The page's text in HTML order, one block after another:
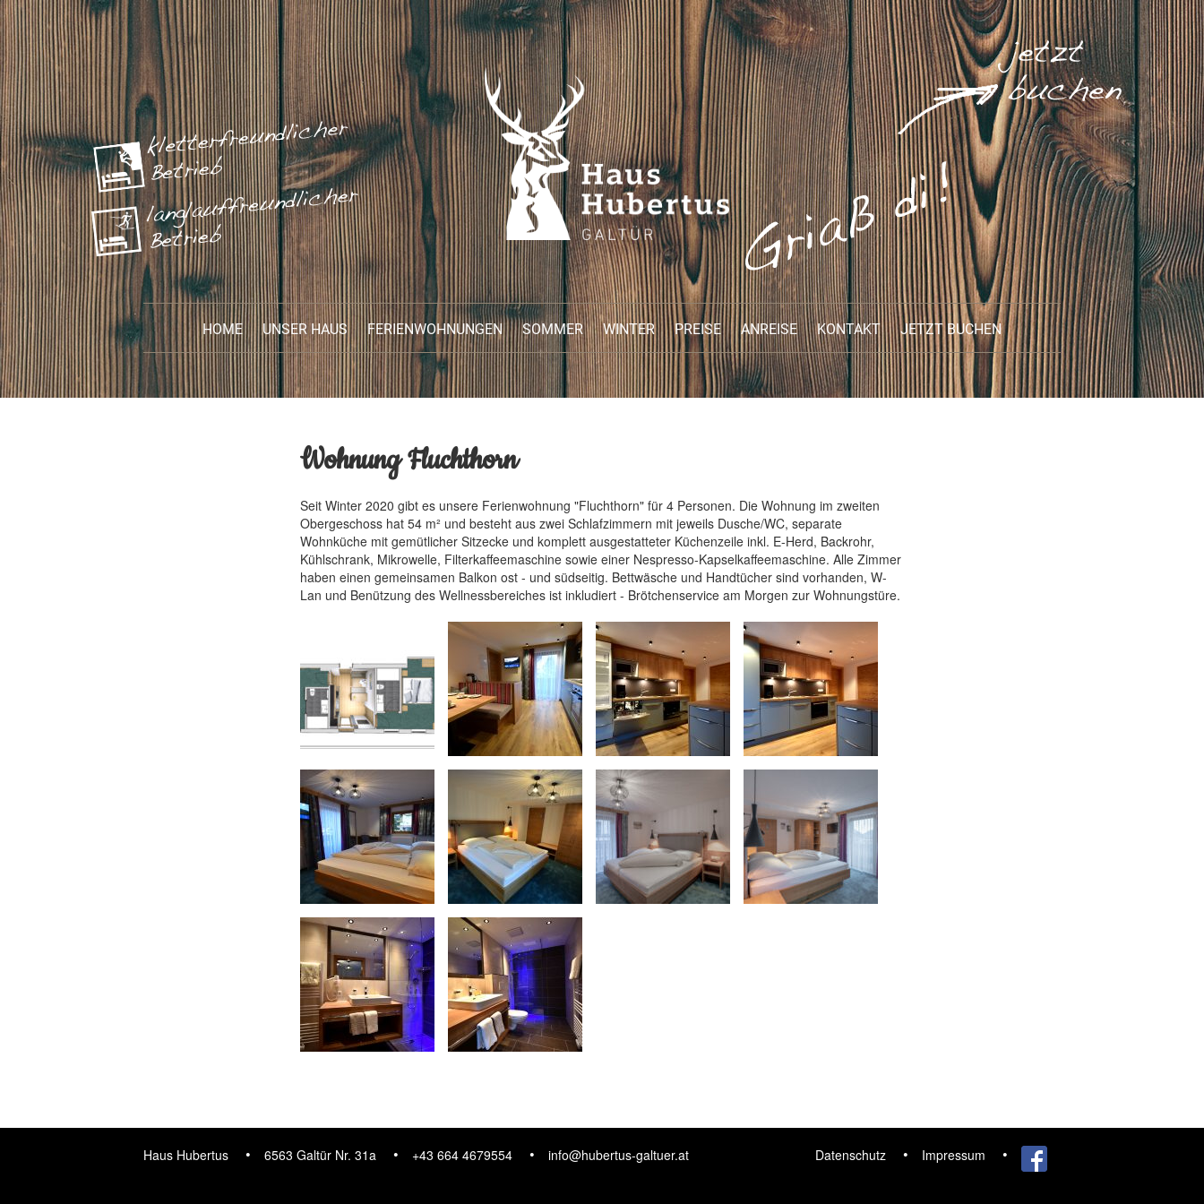
HOME UNSER HAUS FERIENWOHNUNGEN SOMMER WINTER PREISE ANREISE KONTAKT JETZT BUCHEN
Wohnung Fluchthorn
Seit Winter 2020 gibt es unsere Ferienwohnung "Fluchthorn" für 4 Personen. Die Wohnung im zweiten
Obergeschoss hat 54 m² und besteht aus zwei Schlafzimmern mit jeweils Dusche/WC, separate
Wohnküche mit gemütlicher Sitzecke und komplett ausgestatteter Küchenzeile inkl. E-Herd, Backrohr,
Kühlschrank, Mikrowelle, Filterkaffeemaschine sowie einer Nespresso-Kapselkaffeemaschine. Alle Zimmer
haben einen gemeinsamen Balkon ost - und südseitig. Bettwäsche und Handtücher sind vorhanden, W-
Lan und Benützung des Wellnessbereiches ist inkludiert - Brötchenservice am Morgen zur Wohnungstüre.
Haus Hubertus 6563 Galtür Nr. 31a +43 664 4679554 info@hubertus-galtuer.at Datenschutz Impressum Facebook